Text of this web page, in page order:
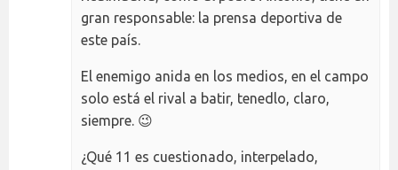
gran responsable: la prensa deportiva de
este país.
El enemigo anida en los medios, en el campo
solo está el rival a batir, tenedlo, claro,
siempre. 😉
¿Qué 11 es cuestionado, interpelado,